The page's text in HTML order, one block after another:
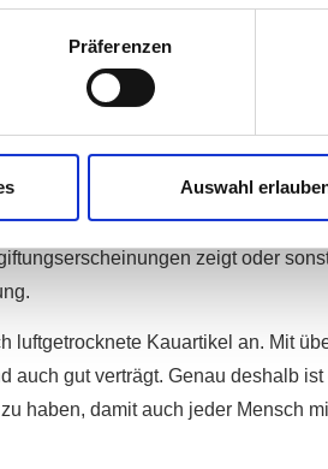
Präferenzen
Auswahl
Kauartikel muss nicht drauf
welche den Kausnack in den
nicht automatisch frei von
sicher zu gehen. Letztendlich
und das Geld später dann
zeigt oder
luftgetrocknete Kauartikel an. Mit
auch gut verträgt. Genau deshalb
haben, damit auch jeder Mensch